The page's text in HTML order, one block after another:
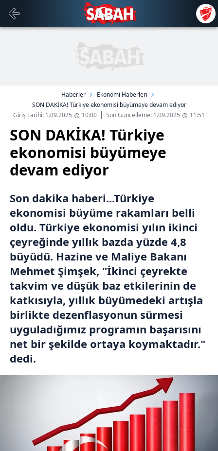
Haberler
Ekonomi Haberleri
SON DAKİKA! Türkiye ekonomisi büyümeye devam ediyor
Giriş Tarihi: 1.09.2025
10:00 Son Güncelleme: 1.09.2025 11:51
SON DAKİKA! Türkiye
ekonomisi büyümeye
devam ediyor
Son dakika haberi...Türkiye
ekonomisi büyüme rakamları belli
oldu. Türkiye ekonomisi yılın ikinci
çeyreğinde yıllık bazda yüzde 4,8
büyüdü. Hazine ve Maliye Bakanı
Mehmet Şimşek, "İkinci çeyrekte
takvim ve düşük baz etkilerinin de
katkısıyla, yıllık büyümedeki artışla
birlikte dezenflasyonun sürmesi
uyguladığımız programın başarısını
net bir şekilde ortaya koymaktadır."
dedi.